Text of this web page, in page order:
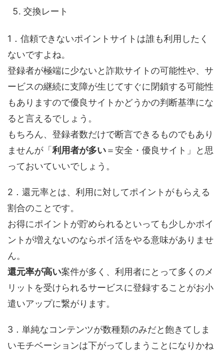
交換レート
1．信頼できないポイントサイトは誰も利用したく
ないですよね。
登録者が極端に少ないと詐欺サイトの可能性や、サ
ービスの継続に支障が生じてすぐに閉鎖する可能性
もありますので優良サイトかどうかの判断基準にな
ると言えるでしょう。
もちろん、登録者数だけで断言できるものでもあり
ませんが「 利用者が多い＝安全・優良サイト」と思
っておいていいでしょう。
2．還元率とは、利用に対してポイントがもらえる
割合のことです。
お得にポイントが貯められるといっても少しかポイ
ントが増えないのならポイ活をやる意味がありませ
ん。
還元率が高い案件が多く、利用者にとって多くのメ
リットを受けられるサービスに登録することがお小
遣いアップに繋がります。
3．単純なコンテンツが数種類のみだと飽きてしま
いモチベーションは下がってしまうことになりかね